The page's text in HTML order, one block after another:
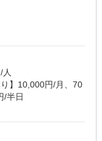
】10,000円/月、70
/半日